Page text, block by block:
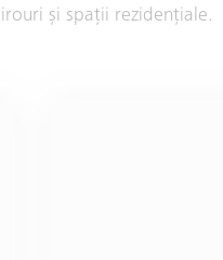
și spații rezidențiale.